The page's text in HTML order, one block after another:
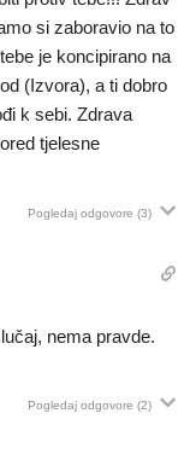
si zaboravio na to
je koncipirano na
(Izvora), a ti dobro
k sebi. Zdrava
tjelesne
Pogledaj odgovore (3)
nema pravde.
Pogledaj odgovore (2)